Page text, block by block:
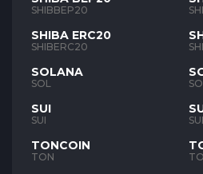
SHIBBEP20
SHIBA ERC20
SHIBERC20
SOLANA
SOL
SUI
SUI
TONCOIN
TON
SUI